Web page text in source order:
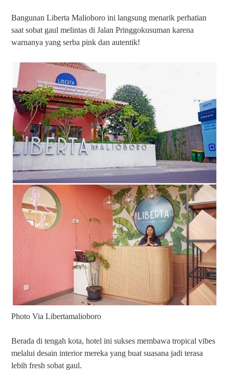
Bangunan Liberta Malioboro ini langsung menarik perhatian
saat sobat gaul melintas di Jalan Pringgokusuman karena
warnanya yang serba pink dan autentik!
Photo Via Libertamalioboro
Berada di tengah kota, hotel ini sukses membawa tropical vibes
melalui desain interior mereka yang buat suasana jadi terasa
lebih fresh sobat gaul.